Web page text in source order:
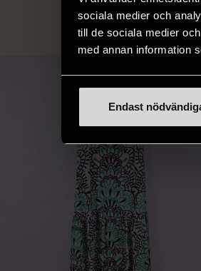
sociala medier och
till de sociala medier
med annan information
Endast